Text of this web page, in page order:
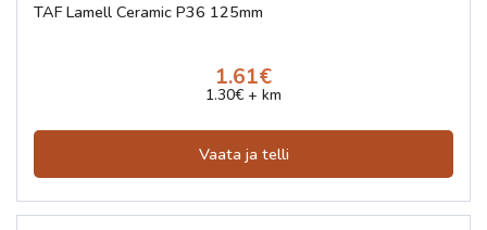
TAF Lamell Ceramic P36 125mm
1.61€
1.30€ + km
Vaata ja telli